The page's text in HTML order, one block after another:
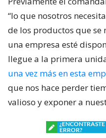
“lo que nosotros
de los productos que se
una empresa esté
llegue a la primera
una vez más en esta
que nos hace perder
valioso y exponer a
ERROR?